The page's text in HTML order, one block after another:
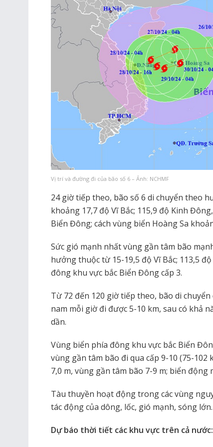
Vị trí và đường đi của bão số 6 – Ảnh: NCHMF
24 giờ tiếp theo, bão số 6 di chuyển theo
khoảng 17,7 độ Vĩ Bắc; 115,9 độ Kinh
Biển Đông; cách vùng biển Hoàng Sa
Sức gió mạnh nhất vùng gần tâm bão
hưởng thuộc từ 15-19,5 độ Vĩ Bắc; 113,5
đông khu vực bắc Biển Đông cấp 3.
Từ 72 đến 120 giờ tiếp theo, bão di
nam mỗi giờ đi được 5-10 km, sau có khả
dần.
Vùng biển phía đông khu vực bắc Biển
vùng gần tâm bão đi qua cấp 9-10 (75-102
7,0 m, vùng gần tâm bão 7-9 m; biển động
Tàu thuyền hoạt động trong các vùng
tác động của dông, lốc, gió mạnh, sóng lớn.
Dự báo thời tiết các khu vực trên cả nước: